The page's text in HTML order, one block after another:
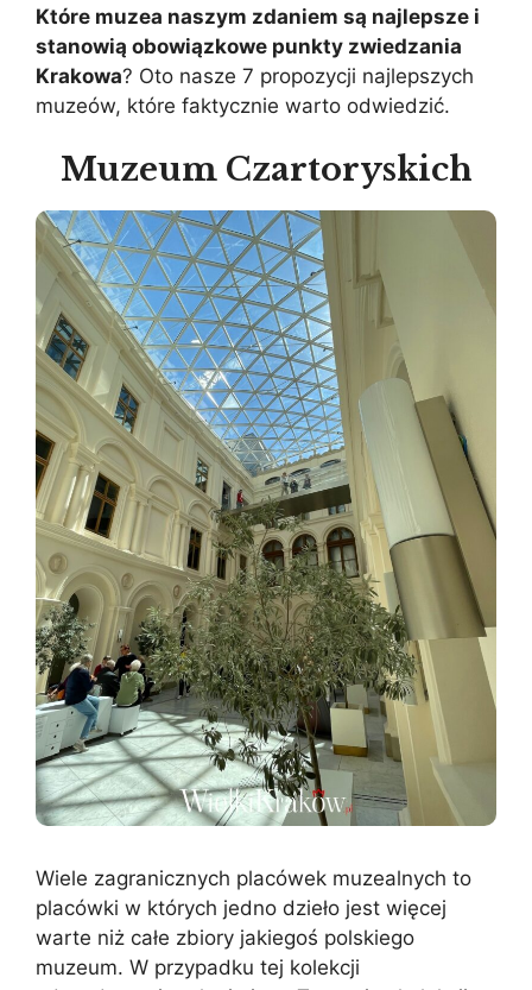
Które muzea naszym zdaniem są najlepsze i
stanowią obowiązkowe punkty zwiedzania
Krakowa? Oto nasze 7 propozycji najlepszych
muzeów, które faktycznie warto odwiedzić.
Muzeum Czartoryskich
Wiele zagranicznych placówek muzealnych to
placówki w których jedno dzieło jest więcej
warte niż całe zbiory jakiegoś polskiego
muzeum. W przypadku tej kolekcji